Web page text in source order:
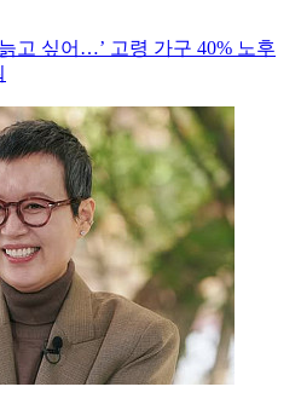
고 싶어…’ 고령 가구 40% 노후